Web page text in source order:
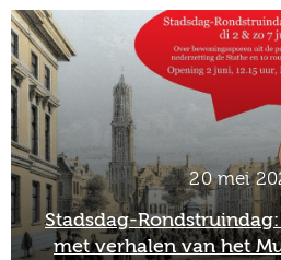
20 mei
Stadsdag-
met verhalen van het